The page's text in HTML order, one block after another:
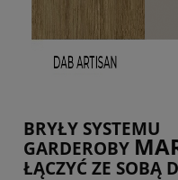
BRYŁY SYSTEMU
GARDEROBY
ŁĄCZYĆ ZE SOBĄ